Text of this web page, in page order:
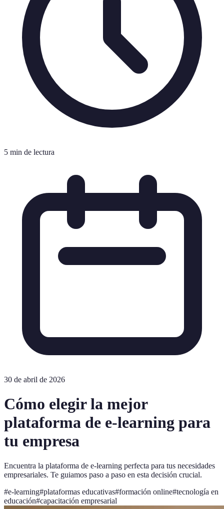
5 min de lectura
30 de abril de 2026
Cómo elegir la mejor
plataforma de e-learning para
tu empresa
Encuentra la plataforma de e-learning perfecta para tus necesidades
empresariales. Te guiamos paso a paso en esta decisión crucial.
#e-learning#plataformas educativas#formación online#tecnología en
educación#capacitación empresarial